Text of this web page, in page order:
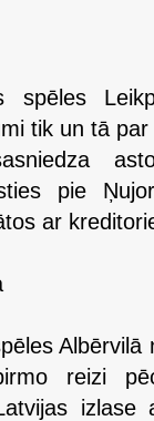
spēles
tik un tā
pie
ar
reizi